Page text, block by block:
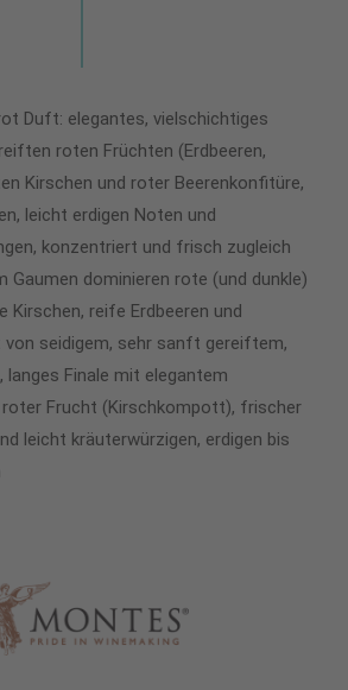
Duft: elegantes, vielschichtiges
roten Früchten (Erdbeeren,
Kirschen und roter Beerenkonfitüre,
leicht erdigen Noten und
konzentriert und frisch zugleich
Gaumen dominieren rote (und dunkle)
Kirschen, reife Erdbeeren und
seidigem, sehr sanft gereiftem,
langes Finale mit elegantem
roter Frucht (Kirschkompott), frischer
leicht kräuterwürzigen, erdigen bis